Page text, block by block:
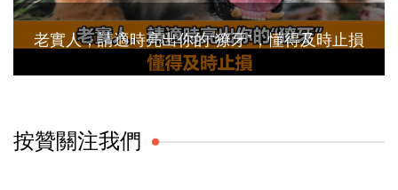
老實人，請適時亮出你的“獠牙”，懂得及時止損
按贊關注我們